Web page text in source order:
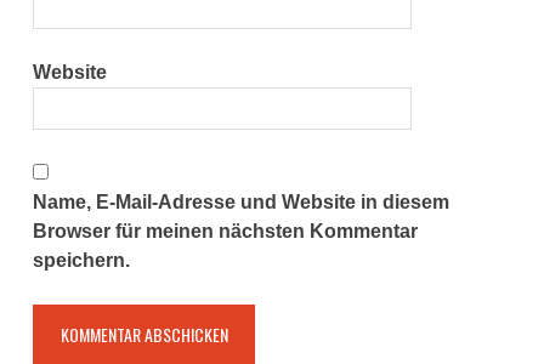
Website
Name, E-Mail-Adresse und Website in diesem
Browser für meinen nächsten Kommentar
speichern.